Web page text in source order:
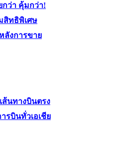
กว่า คุ้มกว่า!
สิทธิพิเศษ
ลังการขาย
ส้นทางบินตรง
รบินทั่วเอเชีย